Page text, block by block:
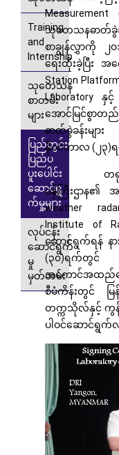
Training
and
Internship
သုတေသန
စာတမ်း
များ
ပြည်တွင်း၊
ပြည်ပ
ပူးပေါင်း
ဆောင်ရွ
က်မှု့များ
လုပ်ငန်း
ဆောင်ရွက်
မှု
မှတ်တမ်း
သုတေသနဓာတ်ခွဲခ
စာချွန်လွှာကို
ရေးထိုးခဲ့ပြီး အ
Station
Laboratory နှင့်
အောင်မြင်စွာတ
ဓာတ်ခွဲခန်းမျာ
နိုဝင်ဘာလ (၂၃)
တရုတ်ပြည်သူ့
ဝန်ကြီးဌာန၏ အ
weather
Institute of
ဆောင်ရွက်ရန် န
(၃၀)ရက်တွ
အကောင်အထည်ဖ
စီမံကိန်းတွင် မြ
တက္ကသိုလ်နှင့် ကွန်
ပါဝင်ဆောင်ရွက်